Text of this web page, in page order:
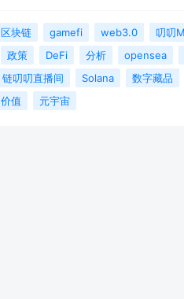
区块链 gamefi web3.0
叨叨
政策 DeFi 分析 opensea
链叨叨直播间 Solana
数字藏品
价值 元宇宙